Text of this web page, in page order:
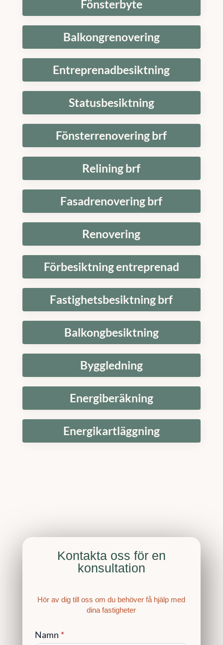
Fönsterbyte
Balkongrenovering
Entreprenadbesiktning
Statusbesiktning
Fönsterrenovering brf
Relining brf
Fasadrenovering brf
Renovering
Förbesiktning entreprenad
Fastighetsbesiktning brf
Balkongbesiktning
Byggledning
Energiberäkning
Energikartläggning
Kontakta oss för en
konsultation
Hör av dig till oss om du behöver få hjälp med
dina fastigheter
Namn *